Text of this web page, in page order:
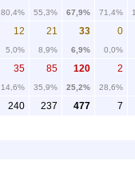
80,4% 55,3% 67,9% 71,4%
12
5,0%
21
8,9%
33
6,9%
0
0,0%
35
14,6%
85
35,9%
120
25,2%
2
28,6%
240 237 477 7